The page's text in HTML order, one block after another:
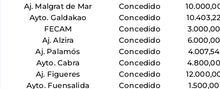
Aj. Malgrat de Mar
Concedido
Ayto. Galdakao
Concedido
FECAM
Concedido
3.000,00
Aj. Alzira
Concedido
6.000,00
Aj. Palamós
Concedido
4.007,54
Ayto. Cabra
Concedido
4.800,00
Aj. Figueres
Concedido
Ayto. Fuensalida
Concedido
1.500,00